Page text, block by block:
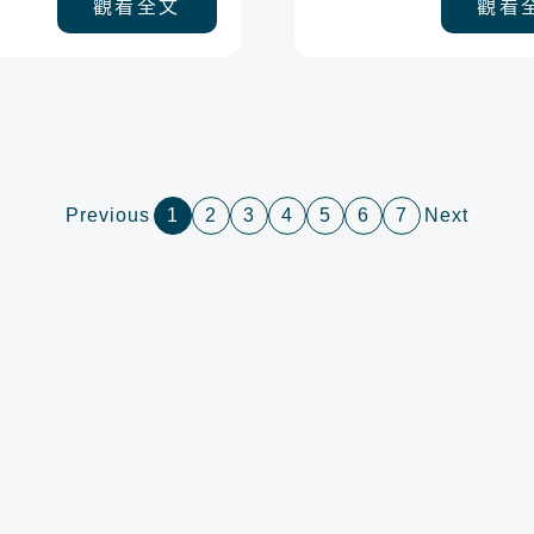
觀看全文 觀看
Previous 1 2 3 4 5 6 7 Next